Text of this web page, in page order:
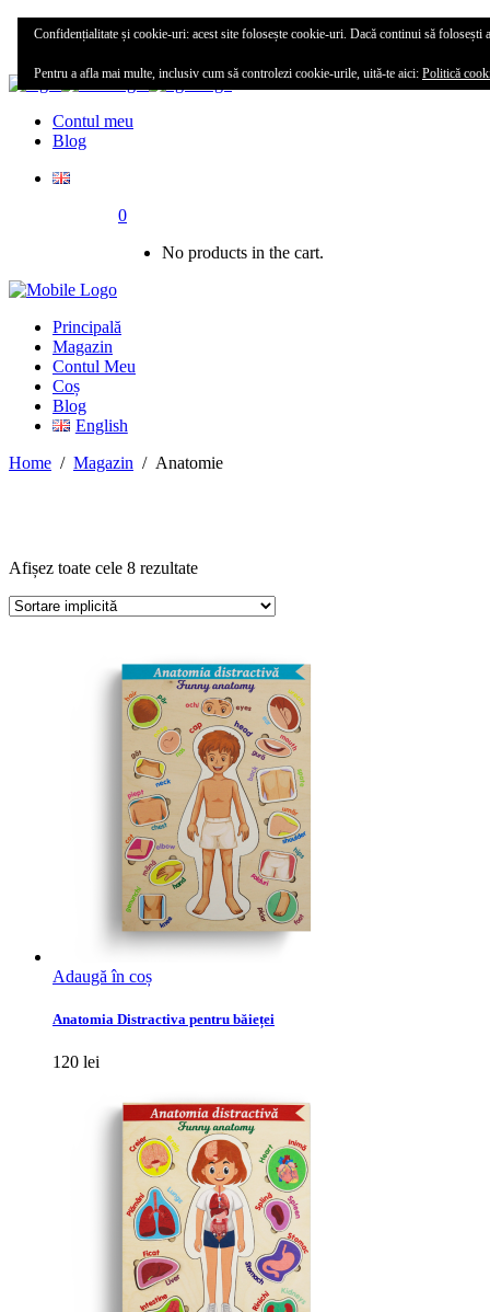
Principală
Magazin
Contul meu
Blog
0
No products in the cart.
Principală
Magazin
Contul Meu
Coș
Blog
English
Home / Magazin / Anatomie
Afișez toate cele 8 rezultate
Adaugă în coș
Anatomia Distractiva pentru băieței
120 lei
Confidențialitate și cookie-uri: acest site folosește cookie-uri. Dacă continui să folosești
Pentru a afla mai multe, inclusiv cum să controlezi cookie-urile, uită-te aici: Politică